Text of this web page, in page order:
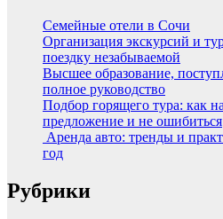
Семейные отели в Сочи
Организация экскурсий и
поездку незабываемой
Высшее образование,
полное руководство
Подбор горящего тура: как
предложение и не ошибиться
Аренда авто: тренды и
год
Рубрики